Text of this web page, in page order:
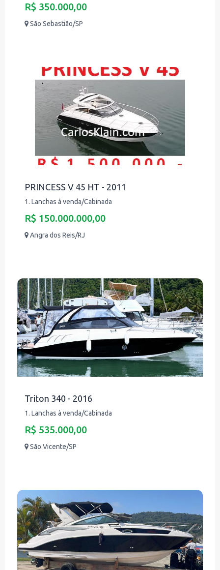
R$ 350.000,00
São Sebastião/SP
PRINCESS V 45 HT - 2011
1. Lanchas à venda/Cabinada
R$ 150.000.000,00
Angra dos Reis/RJ
Triton 340 - 2016
1. Lanchas à venda/Cabinada
R$ 535.000,00
São Vicente/SP